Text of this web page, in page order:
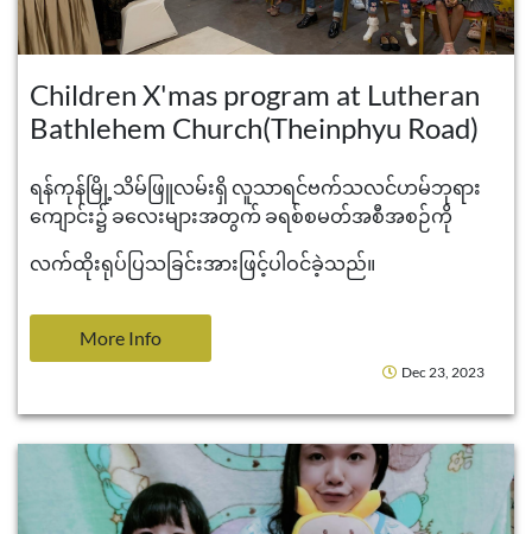
Children X'mas program at Lutheran
Bathlehem Church(Theinphyu Road)
ရန်ကုန်မြို့သိမ်ဖြူလမ်းရှိ လူသာရင်ဗက်သလင်ဟမ်ဘုရား
ကျောင်း၌ ခလေးများအတွက် ခရစ်စမတ်အစီအစဉ်ကို
လက်ထိုးရုပ်ပြသခြင်းအားဖြင့်ပါဝင်ခဲ့သည်။
More Info
Dec 23, 2023